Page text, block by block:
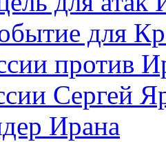
для
против
Сергей
Ирана